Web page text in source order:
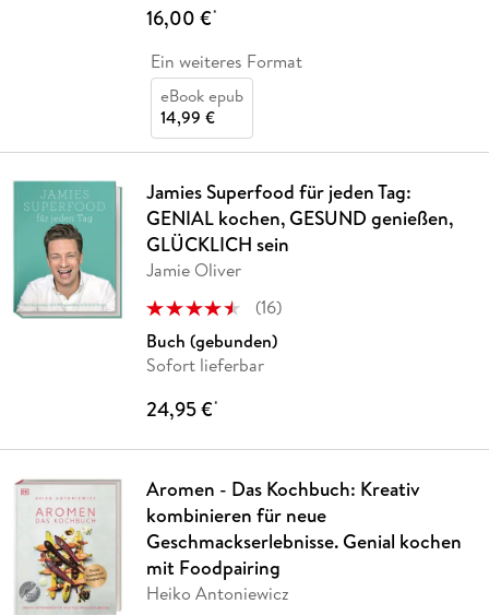
16,00 €*
Ein weiteres Format
eBook epub
14,99 €
Jamies Superfood für jeden Tag:
GENIAL kochen, GESUND genießen,
GLÜCKLICH sein
Jamie Oliver
(16)
Buch (gebunden)
Sofort lieferbar
24,95 €*
Aromen - Das Kochbuch: Kreativ
kombinieren für neue
Geschmackserlebnisse. Genial kochen
mit Foodpairing
Heiko Antoniewicz